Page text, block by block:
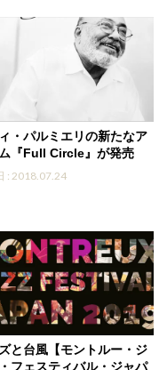
・パルミエリの新たなア
『Full Circle』が発売
: 2018.07.24
と台風【モントルー・ジ
フェスティバル・ジャパ